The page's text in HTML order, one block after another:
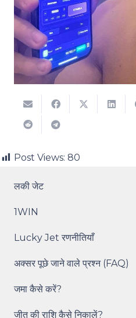
Post Views: 80
लकी जेट
1WIN
Lucky Jet रणनीतियाँ
अक्सर पूछे जाने वाले प्रश्न (FAQ)
जमा कैसे करें?
जीत की राशि कैसे निकालें?